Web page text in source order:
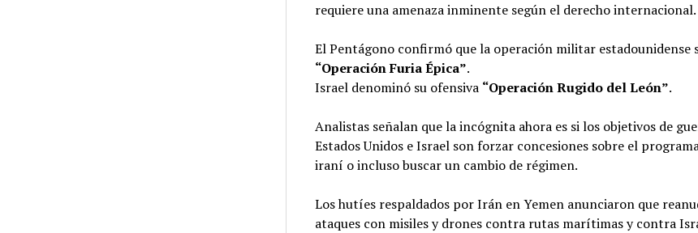
requiere una amenaza inminente según el derecho internacional.
El Pentágono confirmó que la operación militar estadounidense
“Operación Furia Épica”.
Israel denominó su ofensiva “Operación Rugido del León”.
Analistas señalan que la incógnita ahora es si los objetivos de
Estados Unidos e Israel son forzar concesiones sobre el
iraní o incluso buscar un cambio de régimen.
Los hutíes respaldados por Irán en Yemen anunciaron que
ataques con misiles y drones contra rutas marítimas y contra